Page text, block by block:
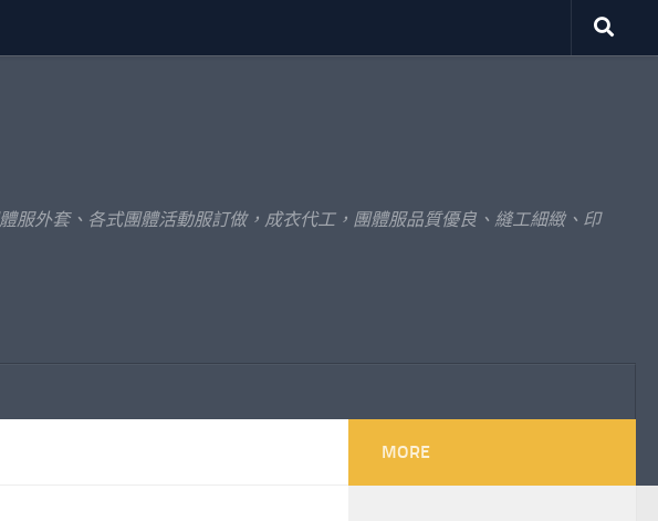
服外套、各式團體活動服訂做，成衣代工，團體服品質優良、縫工細緻、印
MORE